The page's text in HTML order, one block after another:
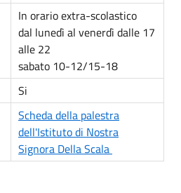
In orario extra-scolastico
dal lunedì al venerdì dalle 17
alle 22
sabato 10-12/15-18
Si
Scheda della palestra
dell'Istituto di Nostra
Signora Della Scala